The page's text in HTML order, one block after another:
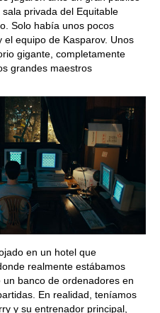
privada del Equitable
Solo había unos pocos
el equipo de Kasparov. Unos
gigante, completamente
grandes maestros
en un hotel que
realmente estábamos
banco de ordenadores en
En realidad, teníamos
y su entrenador principal,